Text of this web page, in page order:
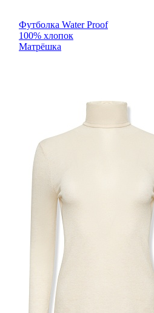
Футболка Water Proof
100% хлопок
Матрёшка